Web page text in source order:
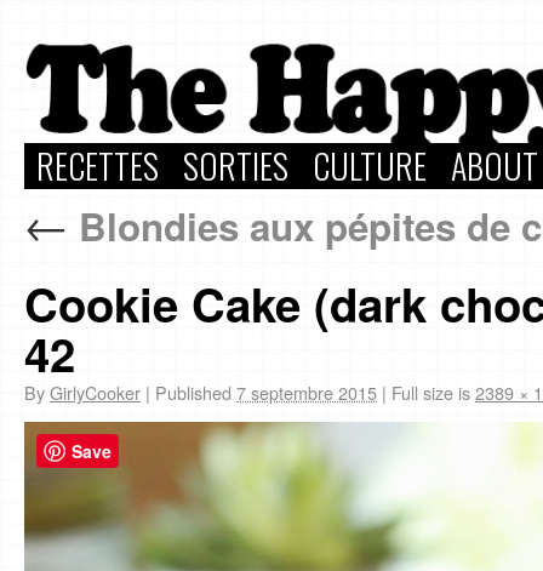
RECETTES SORTIES CULTURE
← Blondies aux pépites de
Cookie Cake (dark
42
ByGirlyCooker | Published 7 septembre 2015 | Full size is2389 ×
Save